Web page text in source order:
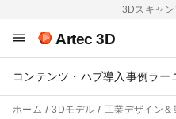
3Dスキャ
Artec 3D
コンテンツ・ハブ導入事例 ラー
ホーム 3Dモデル 工業デザイン＆